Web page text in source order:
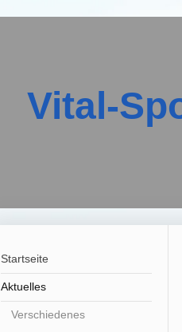
Vital-
Startseite
Aktuelles
Verschiedenes